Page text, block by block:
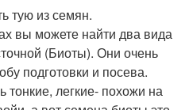
тую из семян.
вы можете найти два вида
(Биоты). Они очень
подготовки и посева.
тонкие, легкие- похожи на